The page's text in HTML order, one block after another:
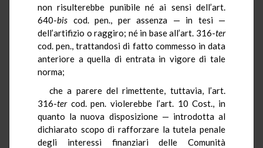
non risulterebbe punibile né ai sensi dell’art.
640-bis cod. pen., per assenza — in tesi —
dell’artifizio o raggiro; né in base all’art. 316-ter
cod. pen., trattandosi di fatto commesso in data
anteriore a quella di entrata in vigore di tale
norma;
che a parere del rimettente, tuttavia, l’art.
316-tercod. pen. violerebbe l’art. 10 Cost., in
quanto la nuova disposizione — introdotta al
dichiarato scopo di rafforzare la tutela penale
degli interessi finanziari delle Comunità